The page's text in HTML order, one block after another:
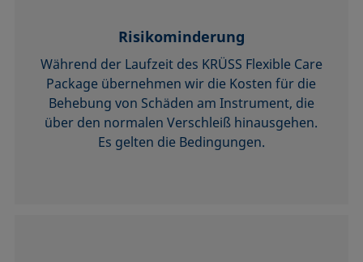
Risikominderung
Während der Laufzeit des KRÜSS Flexible Care
Package übernehmen wir die Kosten für die
Behebung von Schäden am Instrument, die
über den normalen Verschleiß hinausgehen.
Es gelten die Bedingungen.